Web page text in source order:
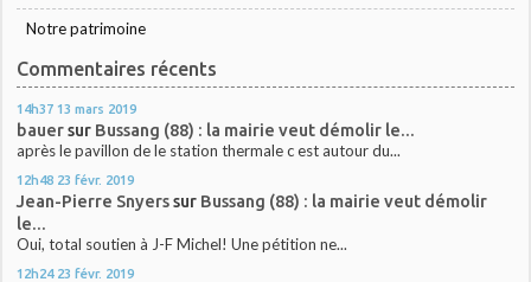
Notre patrimoine
Commentaires récents
14h37 13 mars 2019
bauersur Bussang (88) : la mairie veut démolir le...
après le pavillon de le station thermale c est autour du...
12h48 23 févr. 2019
Jean-Pierre Snyerssur Bussang (88) : la mairie veut démolir
le...
Oui, total soutien à J-F Michel! Une pétition ne...
12h24 23 févr. 2019